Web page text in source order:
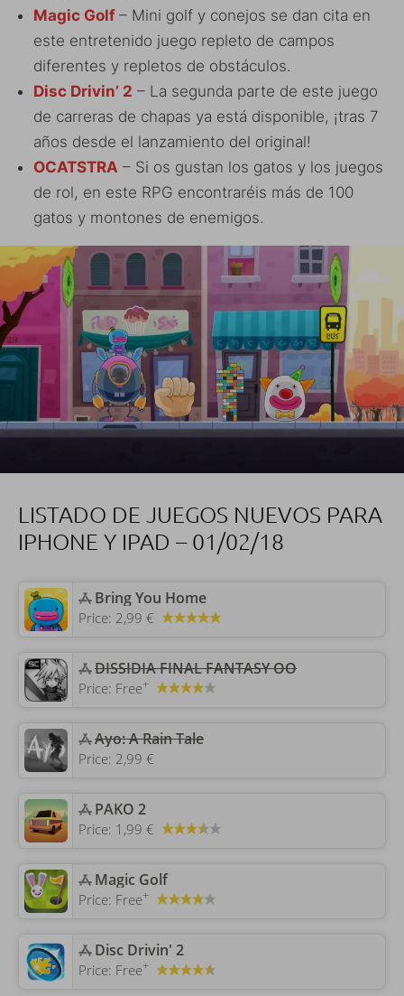
Magic Golf – Mini golf y conejos se dan cita en
este entretenido juego repleto de campos
diferentes y repletos de obstáculos.
Disc Drivin’ 2 – La segunda parte de este juego
de carreras de chapas ya está disponible, ¡tras 7
años desde el lanzamiento del original!
OCATSTRA – Si os gustan los gatos y los juegos
de rol, en este RPG encontraréis más de 100
gatos y montones de enemigos.
LISTADO DE JUEGOS NUEVOS PARA
IPHONE Y IPAD – 01/02/18
‎Bring You Home
Price: 2,99 €
‎DISSIDIA FINAL FANTASY OO
Price: Free+
‎Ayo: A Rain Tale
Price: 2,99 €
‎PAKO 2
Price: 1,99 €
‎Magic Golf
Price: Free+
‎Disc Drivin' 2
Price: Free+